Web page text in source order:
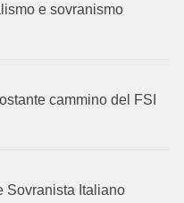
e sovranismo
cammino del FSI
Sovranista Italiano